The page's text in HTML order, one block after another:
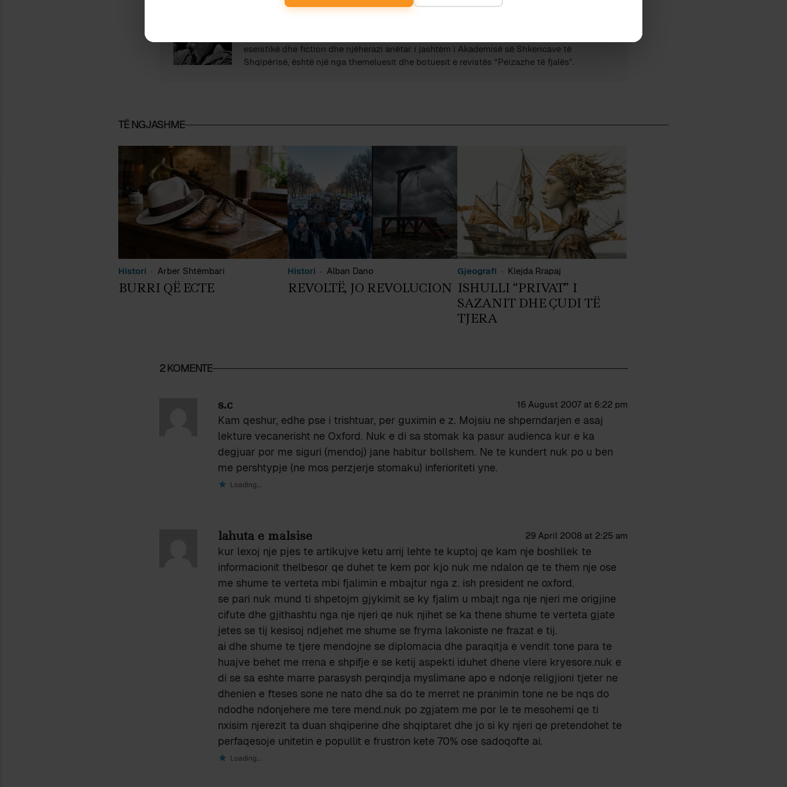
Ardian Vehbiu
eseistikë dhe fiction dhe njëherazi anëtar i jashtëm i Akademisë së Shkencave të
Shqipërisë, është një nga themeluesit dhe botuesit e revistës “Peizazhe të fjalës”.
TË NGJASHME
Histori Arber Shtëmbari
BURRI QË ECTE
Histori Alban Dano
REVOLTË, JO REVOLUCION
Gjeografi Klejda Rrapaj
ISHULLI “PRIVAT” I
SAZANIT DHE ÇUDI TË
TJERA
2 KOMENTE
s.c 16 August 2007 at 6:22 pm
Kam qeshur, edhe pse i trishtuar, per guximin e z. Mojsiu ne shperndarjen e asaj
lekture vecanerisht ne Oxford. Nuk e di sa stomak ka pasur audienca kur e ka
degjuar por me siguri (mendoj) jane habitur bollshem. Ne te kundert nuk po u ben
me pershtypje (ne mos perzjerje stomaku) inferioriteti yne.
Loading...
lahuta e malsise 29 April 2008 at 2:25 am
kur lexoj nje pjes te artikujve ketu arrij lehte te kuptoj qe kam nje boshllek te
informacionit thelbesor qe duhet te kem por kjo nuk me ndalon qe te them nje ose
me shume te verteta mbi fjalimin e mbajtur nga z. ish president ne oxford.
se pari nuk mund ti shpetojm gjykimit se ky fjalim u mbajt nga nje njeri me origjine
cifute dhe gjithashtu nga nje njeri qe nuk njihet se ka thene shume te verteta gjate
jetes se tij kesisoj ndjehet me shume se fryma lakoniste ne frazat e tij.
ai dhe shume te tjere mendojne se diplomacia dhe paraqitja e vendit tone para te
huajve behet me rrena e shpifje e se ketij aspekti iduhet dhene vlere kryesore.nuk e
di se sa eshte marre parasysh perqindja myslimane apo e ndonje religjioni tjeter ne
dhenien e fteses sone ne nato dhe sa do te merret ne pranimin tone ne be nqs do
ndodhe ndonjehere me tere mend.nuk po zgjatem me por le te mesohemi qe ti
nxisim njerezit ta duan shqiperine dhe shqiptaret dhe jo si ky njeri qe pretendohet te
perfaqesoje unitetin e popullit e frustron kete 70% ose sadoqofte ai.
Loading...